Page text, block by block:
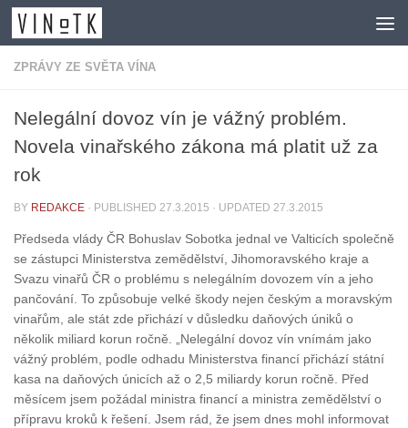
Skip to content
ZPRÁVY ZE SVĚTA VÍNA
Nelegální dovoz vín je vážný problém.
Novela vinařského zákona má platit už za
rok
BY REDAKCE · PUBLISHED 27.3.2015 · UPDATED 27.3.2015
Předseda vlády ČR Bohuslav Sobotka jednal ve Valticích společně
se zástupci Ministerstva zemědělství, Jihomoravského kraje a
Svazu vinařů ČR o problému s nelegálním dovozem vín a jeho
pančování. To způsobuje velké škody nejen českým a moravským
vinařům, ale stát zde přichází v důsledku daňových úniků o
několik miliard korun ročně. „Nelegální dovoz vín vnímám jako
vážný problém, podle odhadu Ministerstva financí přichází státní
kasa na daňových únicích až o 2,5 miliardy korun ročně. Před
měsícem jsem požádal ministra financí a ministra zemědělství o
přípravu kroků k řešení. Jsem rád, že jsem dnes mohl informovat